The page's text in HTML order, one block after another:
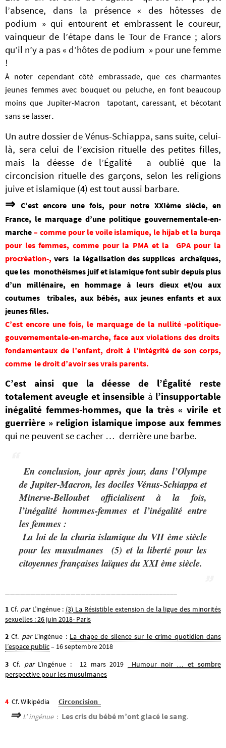
l’absence, dans la présence « des hôtesses de
podium » qui entourent et embrassent le coureur,
vainqueur de l’étape dans le Tour de France ; alors
qu’il n’y a pas « d’hôtes de podium » pour une femme
!
À noter cependant côté embrassade, que ces charmantes
jeunes femmes avec bouquet ou peluche, en font beaucoup
moins que Jupiter-Macron tapotant, caressant, et bécotant
sans se lasser.
Un autre dossier de Vénus-Schiappa, sans suite, celui-
là, sera celui de l’excision rituelle des petites filles,
mais la déesse de l’Égalité a oublié que la
circoncision rituelle des garçons, selon les religions
juive et islamique (4) est tout aussi barbare.
⇒C’est encore une fois, pour notre XXIème siècle, en
France, le marquage d’une politique gouvernementale-en-
marche – comme pour le voile islamique, le hijab et la burqa
pour les femmes, comme pour la PMA et la GPA pour la
procréation-, vers la légalisation des supplicesarchaïques,
que les monothéismes juif et islamique font subir depuis plus
d’un millénaire, en hommage à leurs dieux et/ou aux
coutumes tribales,aux bébés, aux jeunes enfants et aux
jeunes filles.
C’est encore une fois, le marquage de la nullité -politique-
gouvernementale-en-marche, face aux violations des droits
fondamentaux de l’enfant, droit à l’intégrité de son corps,
comme le droit d’avoir ses vrais parents.
C’est ainsi que la déesse de l’Égalité reste
totalement aveugle et insensible à l’insupportable
inégalité femmes-hommes, que la très « virile et
guerrière » religion islamique impose aux femmes
qui ne peuvent se cacher … derrière une barbe.
En conclusion, jour après jour, dans l’Olympe
de Jupiter-Macron, les dociles Vénus-Schiappa et
Minerve-Belloubet officialisent à la fois,
l’inégalité hommes-femmes et l’inégalité entre
les femmes :
La loi de la charia islamique du VII ème siècle
pour les musulmanes
(5) et la liberté pour les
citoyennes françaises laïques du XXI ème siècle.
1 Cf. parL’ingénue : (3) La Résistible extension de la ligue des minorités
sexuelles : 26 juin 2018- Paris
2Cf. parL’ingénue : La chape de silence sur le crime quotidien dans
l’espace public– 16 septembre 2018
3 Cf.parL’ingénue : 12 mars 2019
Humour noir … et sombre
perspective pour les musulmanes
4 Cf. Wikipédia Circoncision
⇒ L’ ingénue: Les cris du bébé m’ont glacé le sang.